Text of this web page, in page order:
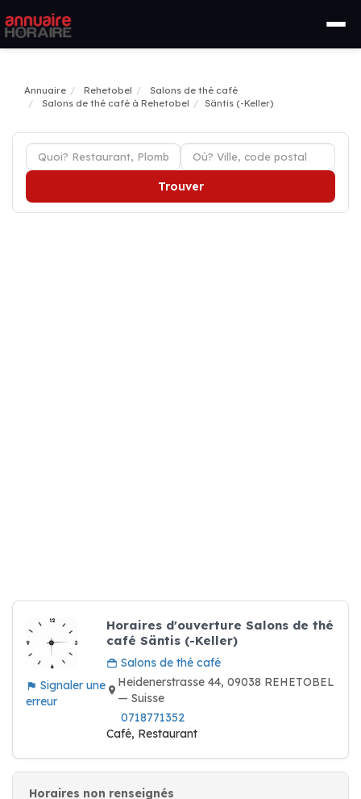
Annuaire Rehetobel
Salons de thé café
Salons de thé café à Rehetobel
Säntis (-Keller)
Trouver
Signaler une
erreur
Horaires d'ouverture Salons de thé
café Säntis (-Keller)
Salons de thé café
Heidenerstrasse 44, 09038 REHETOBEL
— Suisse
0718771352
Café, Restaurant
Horaires non renseignés